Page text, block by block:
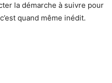
la démarche à suivre pour
quand même inédit.